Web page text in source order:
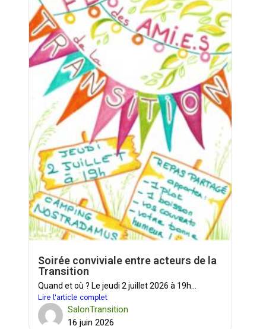
Soirée conviviale entre acteurs de la
Transition
Quand et où ? Le jeudi 2 juillet 2026 à 19h...
Lire l'article complet
SalonTransition
16 juin 2026